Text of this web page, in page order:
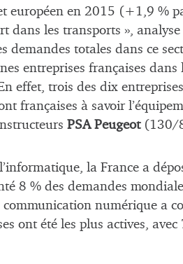
européen en 2015 (+1,9 %
dans les transports »,
demandes totales dans ce
entreprises françaises dans
effet, trois des dix
françaises à savoir
PSA Peugeot(130/
la France a
8 % des demandes
numérique a
ont été les plus actives,